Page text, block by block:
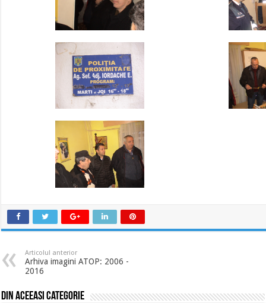
Articolul anterior
Arhiva imagini ATOP: 2006 -
2016
Din aceeasi categorie